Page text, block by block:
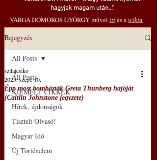
hagyjak magam után..."
VARGA DOMOKOS GYÖRGY művei ittés awikin
Bejegyzés
All Posts
KIEMELT CIKKEK
Hírek, újdonságok
Tisztelt Olvasó!
Magyar Idő
Új Történelem
All Posts
Épp most bombázták Greta Thunberg hajóját
(Caitlin Johnstone jegyzete)
szilajcsiko
2025. szept. 10.